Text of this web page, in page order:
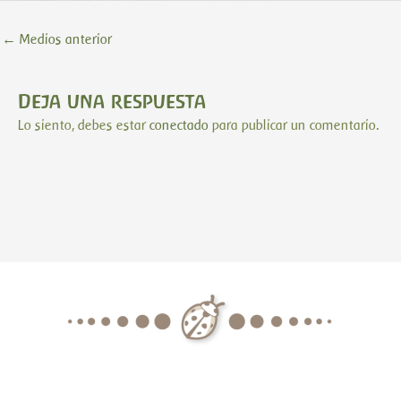
← Medios anterior
Deja una respuesta
Lo siento, debes estarconectado para publicar un comentario.